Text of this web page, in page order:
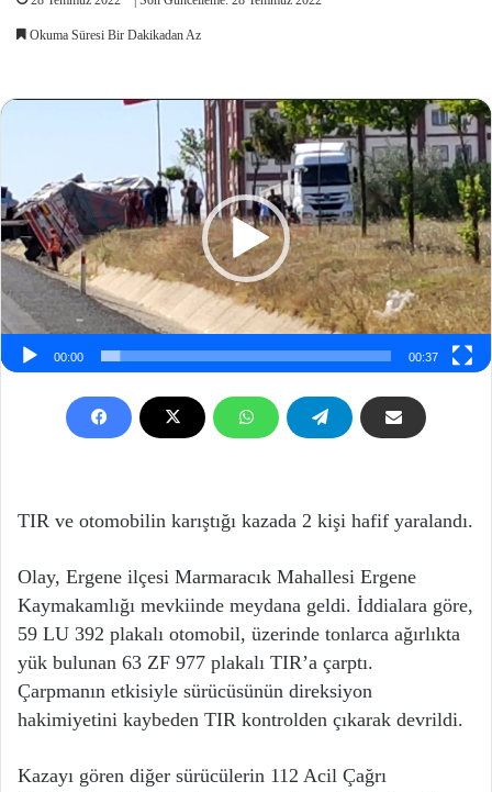
Okuma Süresi Bir Dakikadan Az
Video
oynatıcı
00:00 00:37
TIR ve otomobilin karıştığı kazada 2 kişi hafif yaralandı.
Olay, Ergene ilçesi Marmaracık Mahallesi Ergene
Kaymakamlığı mevkiinde meydana geldi. İddialara göre,
59 LU 392 plakalı otomobil, üzerinde tonlarca ağırlıkta
yük bulunan 63 ZF 977 plakalı TIR’a çarptı.
Çarpmanın etkisiyle sürücüsünün direksiyon
hakimiyetini kaybeden TIR kontrolden çıkarak devrildi.
Kazayı gören diğer sürücülerin 112 Acil Çağrı